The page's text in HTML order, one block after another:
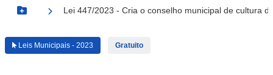
Botão Menu
Lei 447/2023 - Cria o conselho municipal de cultura
Leis Municipais - 2023 Gratuito